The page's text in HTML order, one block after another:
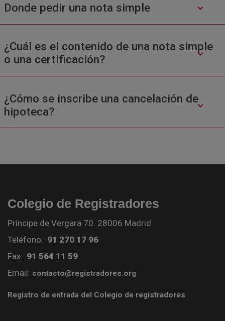
Donde pedir una nota simple
¿Cuál es el contenido de una nota simple
o una certificación?
¿Cómo se inscribe una cancelación de
hipoteca?
Colegio de Registradores
Príncipe de Vergara 70. 28006 Madrid
Teléfono: 91 270 17 96
Fax: 91 564 11 59
Email: contacto@registradores.org
Registro de entrada del Colegio de registradores